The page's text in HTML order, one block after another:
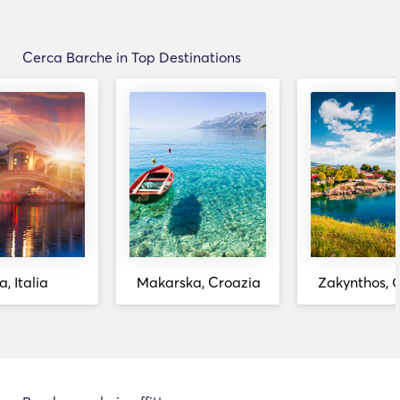
Cerca Barche in Top Destinations
Italia Makarska, Croazia Zakynthos,